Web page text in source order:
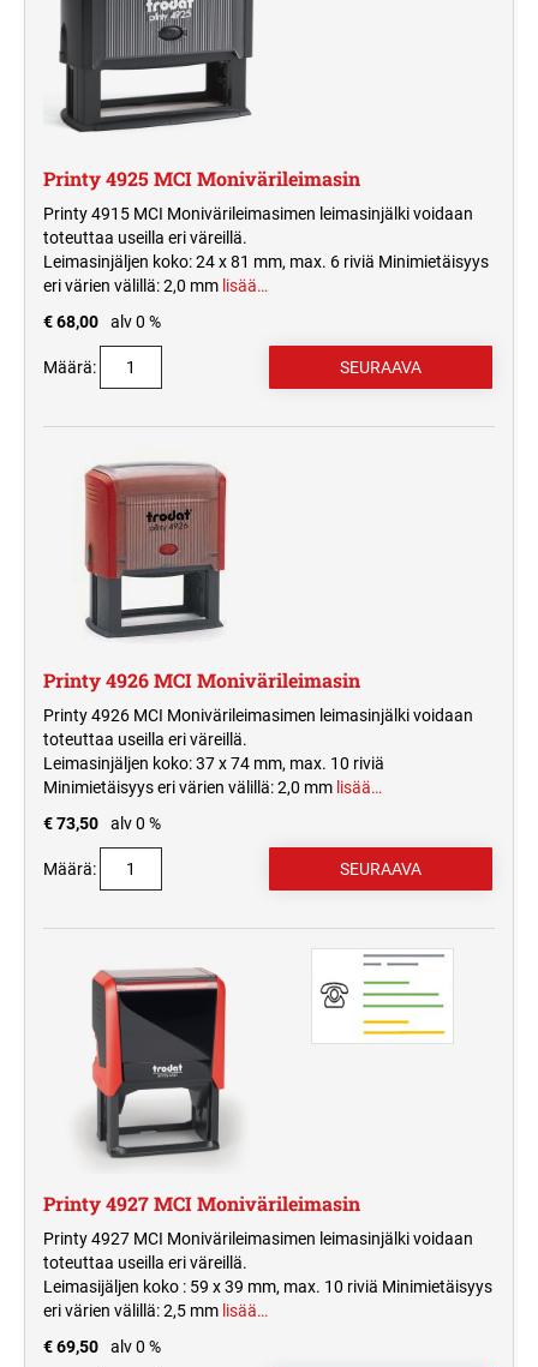
Printy 4925 MCI Monivärileimasin
Printy 4915 MCI Monivärileimasimen leimasinjälki voidaan
toteuttaa useilla eri väreillä.
Leimasinjäljen koko: 24 x 81 mm, max. 6 riviä Minimietäisyys
eri värien välillä: 2,0 mm lisää…
€ 68,00
alv 0 %
Määrä:
Printy 4926 MCI Monivärileimasin
Printy 4926 MCI Monivärileimasimen leimasinjälki voidaan
toteuttaa useilla eri väreillä.
Leimasinjäljen koko: 37 x 74 mm, max. 10 riviä
Minimietäisyys eri värien välillä: 2,0 mm lisää…
€ 73,50
alv 0 %
Määrä:
Printy 4927 MCI Monivärileimasin
Printy 4927 MCI Monivärileimasimen leimasinjälki voidaan
toteuttaa useilla eri väreillä.
Leimasijäljen koko : 59 x 39 mm, max. 10 riviä Minimietäisyys
eri värien välillä: 2,5 mm lisää…
€ 69,50
alv 0 %